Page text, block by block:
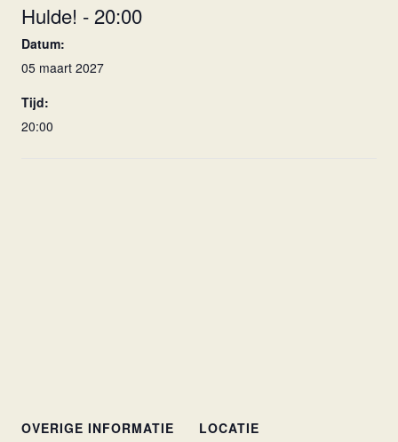
Hulde! - 20:00
Datum:
05 maart 2027
Tijd:
20:00
LOCATIE
OVERIGE INFORMATIE